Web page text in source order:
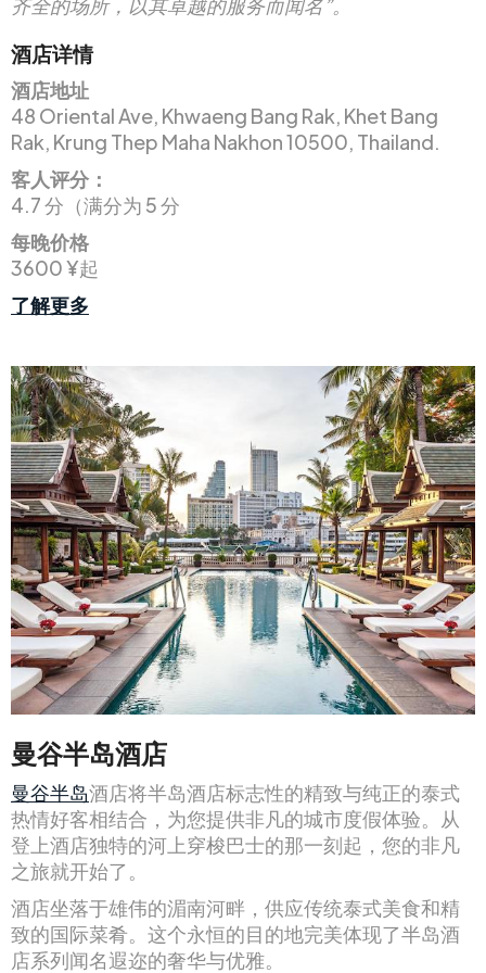
酒店详情
酒店地址
48 Oriental Ave, Khwaeng Bang Rak, Khet Bang
Rak, Krung Thep Maha Nakhon 10500, Thailand.
客人评分：
4.7 分（满分为 5 分
每晚价格
3600 ¥起
了解更多
曼谷半岛酒店
曼谷半岛酒店将半岛酒店标志性的精致与纯正的泰式
热情好客相结合，为您提供非凡的城市度假体验。从
登上酒店独特的河上穿梭巴士的那一刻起，您的非凡
之旅就开始了。
酒店坐落于雄伟的湄南河畔，供应传统泰式美食和精
致的国际菜肴。这个永恒的目的地完美体现了半岛酒
店系列闻名遐迩的奢华与优雅。